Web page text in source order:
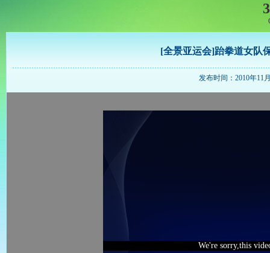
[全景亚运会]跆拳道女队
发布时间：2010年11
We're sorry,this